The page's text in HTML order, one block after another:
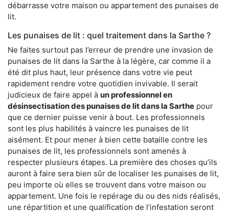
débarrasse votre maison ou appartement des punaises de
lit.
Les punaises de lit : quel traitement dans la Sarthe ?
Ne faites surtout pas l’erreur de prendre une invasion de
punaises de lit dans la Sarthe à la légère, car comme il a
été dit plus haut, leur présence dans votre vie peut
rapidement rendre votre quotidien invivable. Il serait
judicieux de faire appel à un professionnel en
désinsectisation des punaises de lit dans la Sarthe pour
que ce dernier puisse venir à bout. Les professionnels
sont les plus habilités à vaincre les punaises de lit
aisément. Et pour mener à bien cette bataille contre les
punaises de lit, les professionnels sont amenés à
respecter plusieurs étapes. La première des choses qu’ils
auront à faire sera bien sûr de localiser les punaises de lit,
peu importe où elles se trouvent dans votre maison ou
appartement. Une fois le repérage du ou des nids réalisés,
une répartition et une qualification de l’infestation seront